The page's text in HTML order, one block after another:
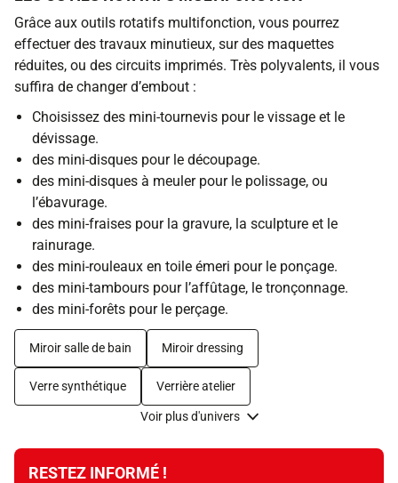
Grâce aux outils rotatifs multifonction, vous pourrez
effectuer des travaux minutieux, sur des maquettes
réduites, ou des circuits imprimés. Très polyvalents, il vous
suffira de changer d’embout :
Choisissez des mini-tournevis pour le vissage et le
dévissage.
des mini-disques pour le découpage.
des mini-disques à meuler pour le polissage, ou
l’ébavurage.
des mini-fraises pour la gravure, la sculpture et le
rainurage.
des mini-rouleaux en toile émeri pour le ponçage.
des mini-tambours pour l’affûtage, le tronçonnage.
des mini-forêts pour le perçage.
Miroir salle de bain Miroir dressing
Verre synthétique Verrière atelier
Voir plus d'univers
RESTEZ INFORMÉ !